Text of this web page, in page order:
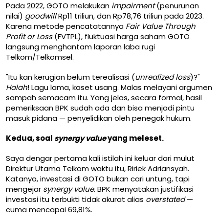
Pada 2022, GOTO melakukan impairment(penurunan
nilai) goodwillRp11 triliun, dan Rp78,76 triliun pada 2023.
Karena metode pencatatannya Fair Value Through
Profit or Loss(FVTPL), fluktuasi harga saham GOTO
langsung menghantam laporan laba rugi
Telkom/Telkomsel.
"Itu kan kerugian belum terealisasi (unrealized loss)?"
Halah! Lagu lama, kaset usang. Malas melayani argumen
sampah semacam itu. Yang jelas, secara formal, hasil
pemeriksaan BPK sudah ada dan bisa menjadi pintu
masuk pidana — penyelidikan oleh penegak hukum.
Kedua, soal synergy valueyang meleset.
Saya dengar pertama kali istilah ini keluar dari mulut
Direktur Utama Telkom waktu itu, Ririek Adriansyah.
Katanya, investasi di GOTO bukan cari untung, tapi
mengejar synergy value. BPK menyatakan justifikasi
investasi itu terbukti tidak akurat alias overstated—
cuma mencapai 69,81%.